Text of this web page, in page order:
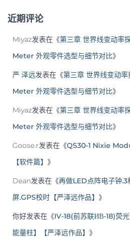
近期评论
Miyaz发表在《第三章 世界线变动
Meter 外观零件选型与细节对比》
严 泽远发表在《第三章 世界线变动
Meter 外观零件选型与细节对比》
Miyaz发表在《第三章 世界线变动
Meter 外观零件选型与细节对比》
Goose.r发表在《QS30-1 Nixie
【软件篇】 》
Dean发表在《再做LED点阵电子钟
屏.GPS校时【严泽远作品】 》
你好发表在《IV-18(前苏联ИВ-18)荧
能量柱】【严泽远作品】 》